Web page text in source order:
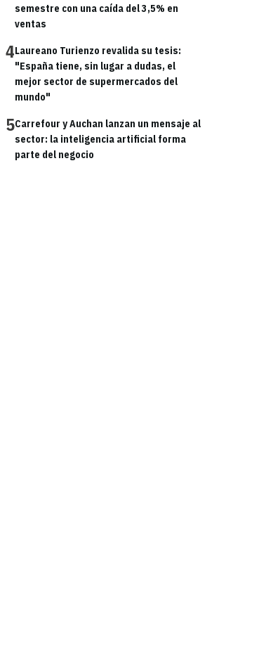
semestre con una caída del 3,5% en
ventas
4Laureano Turienzo revalida su tesis:
"España tiene, sin lugar a dudas, el
mejor sector de supermercados del
mundo"
5Carrefour y Auchan lanzan un mensaje al
sector: la inteligencia artificial forma
parte del negocio